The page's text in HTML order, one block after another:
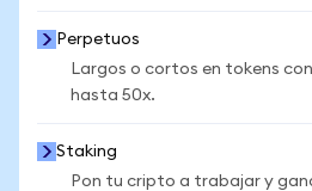
Perpetuos
Largos o cortos en tokens
hasta 50x.
Staking
Pon tu cripto a trabajar y